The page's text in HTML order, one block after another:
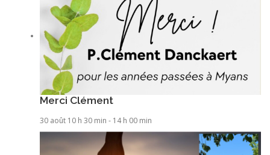
Merci Clément
30 août 10 h 30 min - 14 h 00 min